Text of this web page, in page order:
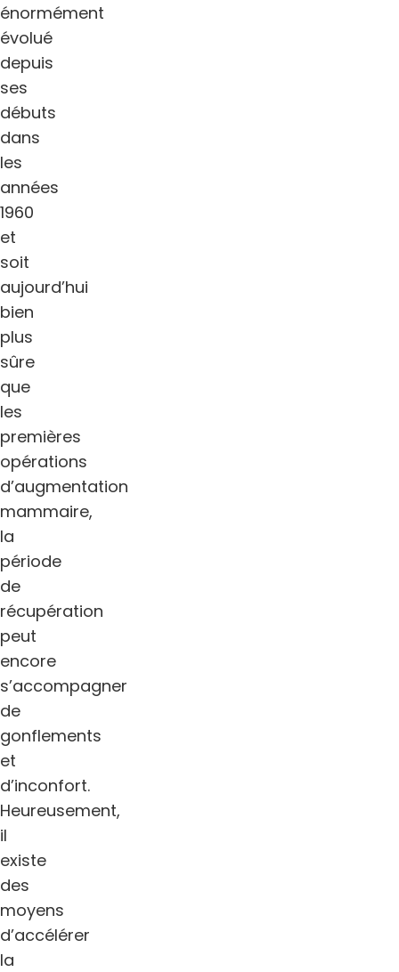
énormément
évolué
depuis
ses
débuts
dans
les
années
1960
et
soit
aujourd’hui
bien
plus
sûre
que
les
premières
opérations
d’augmentation
mammaire,
la
période
de
récupération
peut
encore
s’accompagner
de
gonflements
et
d’inconfort.
Heureusement,
il
existe
des
moyens
d’accélérer
la